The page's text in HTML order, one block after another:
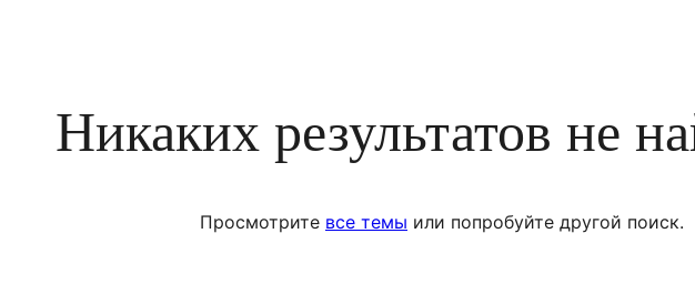
Никаких результатов не
Просмотрите все темы или попробуйте другой поиск.